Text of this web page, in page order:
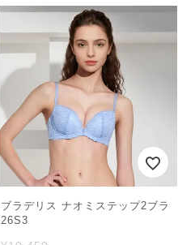
ブラデリス ナオミステップ2ブラ
26S3